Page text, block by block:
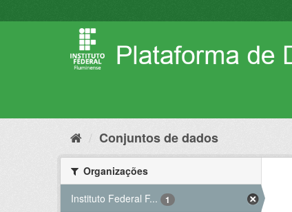
para
Conjuntos de dados
Organizações
Instituto Federal F...
1